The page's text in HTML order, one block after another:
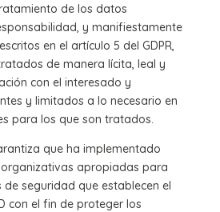
de los datos
y manifiestamente
en el artículo 5 del GDPR,
de manera lícita, leal y
con el interesado y
y limitados a lo necesario en
para los que son tratados.
que ha implementado
apropiadas para
seguridad que establecen el
con el fin de proteger los